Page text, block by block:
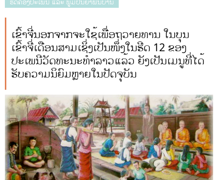
ເຂົ້າຈີ່ນອກຈາກຈະໃຊ້ເພື່ອຖວາຍທານ ໃນບຸນ
ເຂົ້າຈີ່ເດືອນສາມເຊິ່ງເປັນໜຶ່ງໃນຮີດ 12 ຂອງ
ປະເພນີວັດທະນະທຳລາວແລ້ວ ຍັງເປັນເມນູທີ່ໄດ້
ຮັບຄວາມນິຍົມຫຼາຍໃນປັດຈຸບັນ